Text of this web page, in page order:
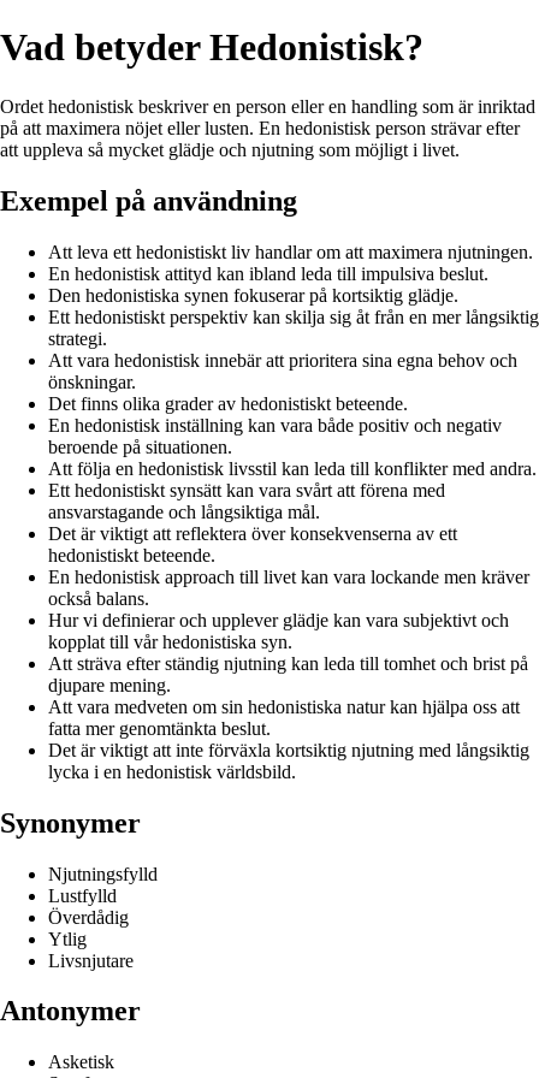
Vad betyder Hedonistisk?
Ordet hedonistisk beskriver en person eller en handling som är inriktad
på att maximera nöjet eller lusten. En hedonistisk person strävar efter
att uppleva så mycket glädje och njutning som möjligt i livet.
Exempel på användning
Att leva ett hedonistiskt liv handlar om att maximera njutningen.
En hedonistisk attityd kan ibland leda till impulsiva beslut.
Den hedonistiska synen fokuserar på kortsiktig glädje.
Ett hedonistiskt perspektiv kan skilja sig åt från en mer långsiktig
strategi.
Att vara hedonistisk innebär att prioritera sina egna behov och
önskningar.
Det finns olika grader av hedonistiskt beteende.
En hedonistisk inställning kan vara både positiv och negativ
beroende på situationen.
Att följa en hedonistisk livsstil kan leda till konflikter med andra.
Ett hedonistiskt synsätt kan vara svårt att förena med
ansvarstagande och långsiktiga mål.
Det är viktigt att reflektera över konsekvenserna av ett
hedonistiskt beteende.
En hedonistisk approach till livet kan vara lockande men kräver
också balans.
Hur vi definierar och upplever glädje kan vara subjektivt och
kopplat till vår hedonistiska syn.
Att sträva efter ständig njutning kan leda till tomhet och brist på
djupare mening.
Att vara medveten om sin hedonistiska natur kan hjälpa oss att
fatta mer genomtänkta beslut.
Det är viktigt att inte förväxla kortsiktig njutning med långsiktig
lycka i en hedonistisk världsbild.
Synonymer
Njutningsfylld
Lustfylld
Överdådig
Ytlig
Livsnjutare
Antonymer
Asketisk